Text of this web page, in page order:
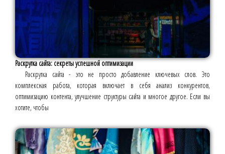
Раскрутка сайта: секреты успешной оптимизации
Раскрутка сайта - это не просто добавление ключевых слов. Это
комплексная работа, которая включает в себя анализ конкурентов,
оптимизацию контента, улучшение структуры сайта и многое другое. Если вы
хотите, чтобы